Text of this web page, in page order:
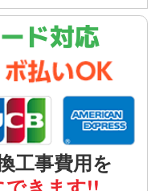
ド対応
工事費用を